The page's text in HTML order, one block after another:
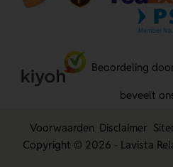
Beoordeling
beveelt
Voorwaarden Disclaimer
Copyright © 2026 - Lavista